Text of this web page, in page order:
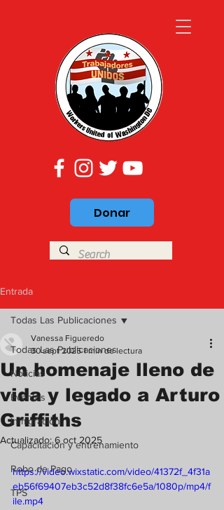
Donar
Entrada
Todas Las Publicaciones
Noticias
Eventos
Inmigración
Capacitación y entrenamiento
Robo de Pago
TPS
Todas Las Publicaciones
Un homenaje lleno de
vida y legado a Arturo
Griffiths
Vanessa Figueredo
30 sept 2025 1 min de lectura
Actualizado:6 oct 2025
https://video.wixstatic.com/video/41372f_4f31a
eb56f69407eb3c52d8f38fc6e5a/1080p/mp4/f
ile.mp4